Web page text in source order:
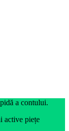
a contului.
active piețe